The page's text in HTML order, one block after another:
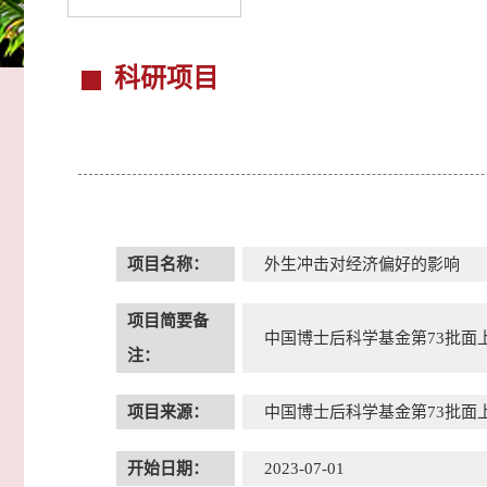
科研项目
项目名称： 外生冲击对经济偏好的影响
项目简要备
注：
中国博士后科学基金第73批面
项目来源： 中国博士后科学基金第73批面
开始日期： 2023-07-01